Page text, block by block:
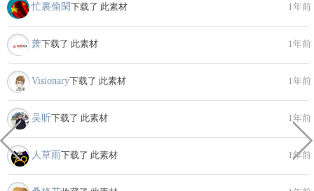
忙裏偷閑下载了 此素材 1年前
萧下载了 此素材 1年前
Visionary下载了 此素材 1年前
吴昕下载了 此素材 1年前
人草雨下载了 此素材 1年前